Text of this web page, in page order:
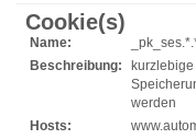
Cookie(s)
Name:
Beschreibung:
werden
Hosts: